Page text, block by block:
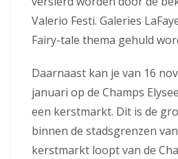
Valerio Festi. Galeries
Fairy-tale thema gehuld
Daarnaast kan je van 16
januari op de Champs
een kerstmarkt. Dit is de
binnen de stadsgrenzen
kerstmarkt loopt van de